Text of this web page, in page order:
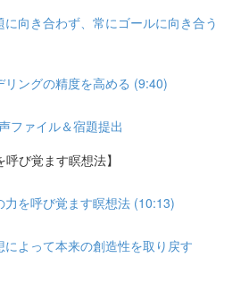
向き合わず、常にゴールに向き合う
ングの精度を高める (9:40)
ァイル＆宿題提出
び覚ます瞑想法】
を呼び覚ます瞑想法 (10:13)
よって本来の創造性を取り戻す